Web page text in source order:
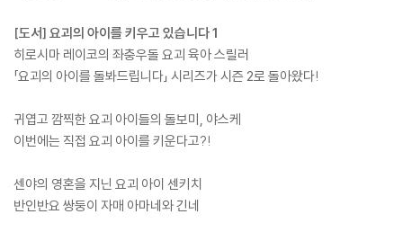
[도서] 요괴의 아이를 키우고 있습니다 1
히로시마 레이코의 좌충우돌 요괴 육아 스릴러
「요괴의 아이를 돌봐드립니다」 시리즈가 시즌 2로 돌아왔다!
귀엽고 깜찍한 요괴 아이들의 돌보미, 야스케
이번에는 직접 요괴 아이를 키운다고?!
센야의 영혼을 지닌 요괴 아이 센키치
반인반요 쌍둥이 자매 아마네와 긴네